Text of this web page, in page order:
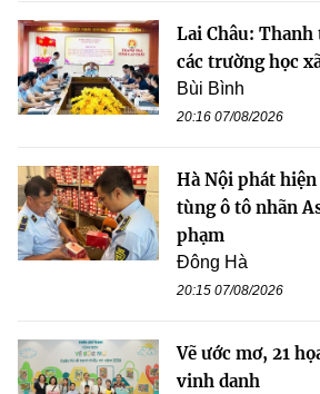
Lai Châu:
các trường học
Bùi Bình
20:16 07/08/2026
Hà Nội phát
tùng ô tô nhãn
phạm
Đông Hà
20:15 07/08/2026
Vẽ ước mơ, 21
vinh danh